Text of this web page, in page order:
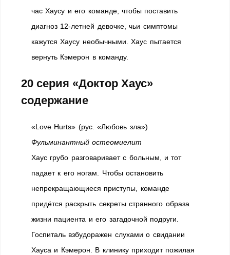
час Хаусу и его команде, чтобы поставить
диагноз 12-летней девочке, чьи симптомы
кажутся Хаусу необычными. Хаус пытается
вернуть Кэмерон в команду.
20 серия «Доктор Хаус»
содержание
«Love Hurts» (рус. «Любовь зла»)
Фульминантный остеомиелит
Хаус грубо разговаривает с больным, и тот
падает к его ногам. Чтобы остановить
непрекращающиеся приступы, команде
придётся раскрыть секреты странного образа
жизни пациента и его загадочной подруги.
Госпиталь взбудоражен слухами о свидании
Хауса и Кэмерон. В клинику приходит пожилая